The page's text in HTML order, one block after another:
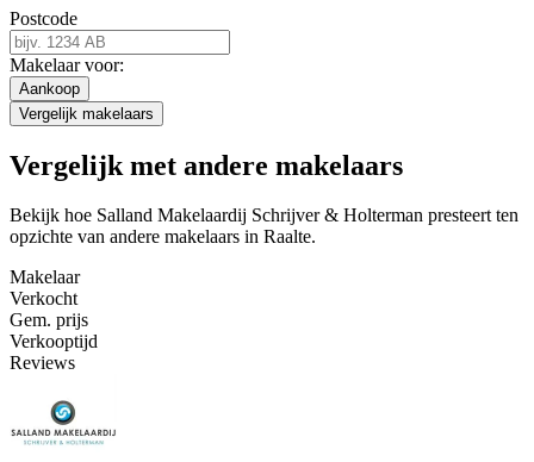
Postcode
Makelaar voor:
Aankoop
Vergelijk makelaars
Vergelijk met andere makelaars
Bekijk hoe Salland Makelaardij Schrijver & Holterman presteert ten
opzichte van andere makelaars in Raalte.
Makelaar
Verkocht
Gem. prijs
Verkooptijd
Reviews